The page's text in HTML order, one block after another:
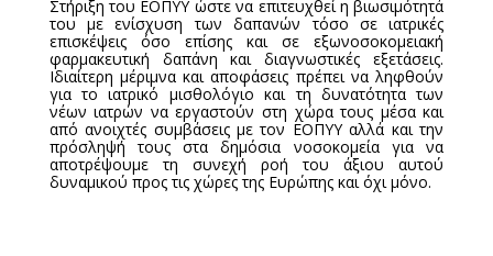
Στήριξη του ΕΟΠΥΥ ώστε να επιτευχθεί η βιωσιμότητά
του με ενίσχυση των δαπανών τόσο σε ιατρικές
επισκέψεις όσο επίσης και σε εξωνοσοκομειακή
φαρμακευτική δαπάνη και διαγνωστικές εξετάσεις.
Ιδιαίτερη μέριμνα και αποφάσεις πρέπει να ληφθούν
για το ιατρικό μισθολόγιο και τη δυνατότητα των
νέων ιατρών να εργαστούν στη χώρα τους μέσα και
από ανοιχτές συμβάσεις με τον ΕΟΠΥΥ αλλά και την
πρόσληψή τους στα δημόσια νοσοκομεία για να
αποτρέψουμε τη συνεχή ροή του άξιου αυτού
δυναμικού προς τις χώρες της Ευρώπης και όχι μόνο.